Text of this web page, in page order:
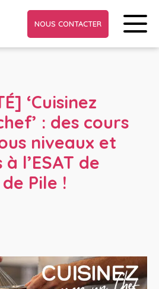
NOUS CONTACTER
‘Cuisinez
: des cours
niveaux et
l’ESAT de
Pile !